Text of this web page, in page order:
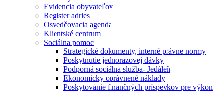
Evidencia obyvateľov
Register adries
Osvedčovacia agenda
Klientské centrum
Sociálna pomoc
Strategické dokumenty, interné právne normy
Poskytnutie jednorazovej dávky
Podporná sociálna služba- Jedáleň
Ekonomicky oprávnené náklady
Poskytovanie finančných príspevkov pre výkon